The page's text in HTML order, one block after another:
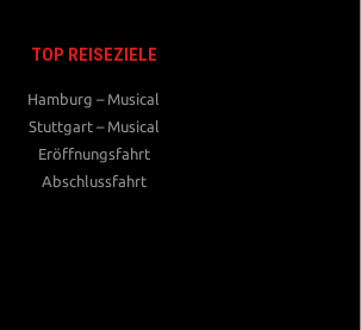
TOP REISEZIELE
Hamburg – Musical
Stuttgart – Musical
Eröffnungsfahrt
Abschlussfahrt